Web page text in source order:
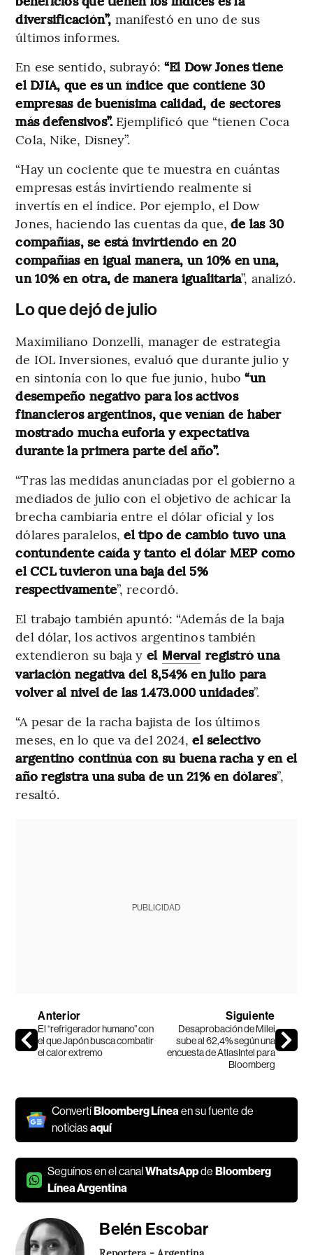
diversificación”, manifestó en uno de sus
últimos informes.
En ese sentido, subrayó: “El Dow Jones tiene
el DJIA, que es un índice que contiene 30
empresas de buenísima calidad, de sectores
más defensivos”. Ejemplificó que “tienen Coca
Cola, Nike, Disney”.
“Hay un cociente que te muestra en cuántas
empresas estás invirtiendo realmente si
invertís en el índice. Por ejemplo, el Dow
Jones, haciendo las cuentas da que, de las 30
compañías, se está invirtiendo en 20
compañías en igual manera, un 10% en una,
un 10% en otra, de manera igualitaria”, analizó.
Lo que dejó de julio
Maximiliano Donzelli, manager de estrategia
de IOL Inversiones, evaluó que durante julio y
en sintonía con lo que fue junio, hubo“un
desempeño negativo para los activos
financieros argentinos, que venían de haber
mostrado mucha euforia y expectativa
durante la primera parte del año”.
“Tras las medidas anunciadas por el gobierno a
mediados de julio con el objetivo de achicar la
brecha cambiaria entre el dólar oficial y los
dólares paralelos,el tipo de cambio tuvo una
contundente caída y tanto el dólar MEP como
el CCL tuvieron una baja del 5%
respectivamente”, recordó.
El trabajo también apuntó: “Además de la baja
del dólar, los activos argentinos también
extendieron su baja y el Merval registró una
variación negativa del 8,54% en julio para
volver al nivel de las 1.473.000 unidades”.
“A pesar de la racha bajista de los últimos
meses, en lo que va del 2024,el selectivo
argentino continúa con su buena racha y en el
año registra una suba de un 21% en dólares”,
resaltó.
PUBLICIDAD
Anterior
El “refrigerador humano” con
el que Japón busca combatir
el calor extremo
Siguiente
Desaprobación de Milei
sube al 62,4% según una
encuesta de AtlasIntel para
Bloomberg
ConvertíBloomberg Líneaen su fuente de
noticiasaquí
Seguínos en el canalWhatsAppdeBloomberg
Línea Argentina
Belén Escobar